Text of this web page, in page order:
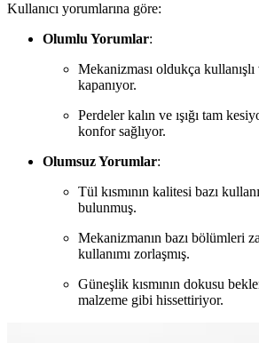
Kullanıcı yorumlarına göre:
Olumlu Yorumlar:
Mekanizması oldukça kullanışlı
kapanıyor.
Perdeler kalın ve ışığı tam
konfor sağlıyor.
Olumsuz Yorumlar:
Tül kısmının kalitesi bazı
bulunmuş.
Mekanizmanın bazı bölümleri
kullanımı zorlaşmış.
Güneşlik kısmının dokusu
malzeme gibi hissettiriyor.